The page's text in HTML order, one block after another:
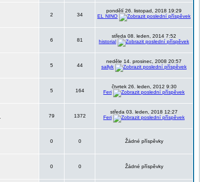
2 34
pondělí 26. listopad, 2018 19:29
EL NINO
6 81
středa 08. leden, 2014 7:52
historial
5 44
neděle 14. prosinec, 2008 20:57
sallyk
5 164
čtvrtek 26. leden, 2012 9:30
Feri
79 1372
středa 03. leden, 2018 12:27
Feri
0 0 Žádné příspěvky
0 0 Žádné příspěvky